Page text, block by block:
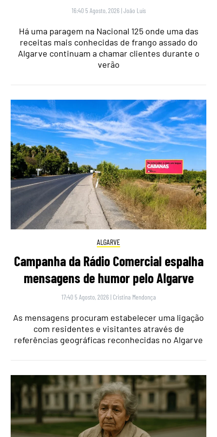
16:40 5 Agosto, 2026 |João Luís
Há uma paragem na Nacional 125 onde uma das
receitas mais conhecidas de frango assado do
Algarve continuam a chamar clientes durante o
verão
ALGARVE
Campanha da Rádio Comercial espalha
mensagens de humor pelo Algarve
17:40 5 Agosto, 2026 | Cristina Mendonça
As mensagens procuram estabelecer uma ligação
com residentes e visitantes através de
referências geográficas reconhecidas no Algarve